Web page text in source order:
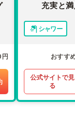
充実と
シャワー
おすす
公式サイトで見
る